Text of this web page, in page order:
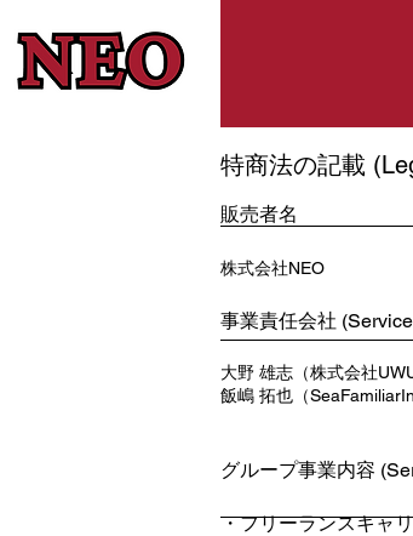
特商法の記載
販売者名
株式会社NEO
事業責任会社
大野 雄志（株式会社
飯嶋 拓也（
グループ事業内容
・フリーランスキャ